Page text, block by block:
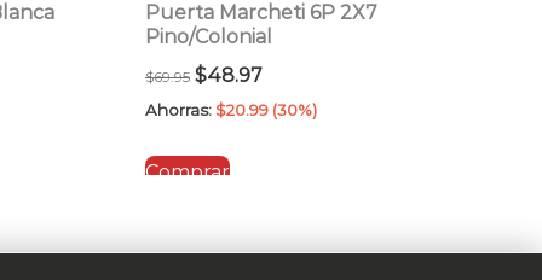
Puerta Marcheti 6P 2X7
Pino/Colonial
$69.95 El
precio
era:
$48.97El
precio
Ahorras: $20.99 (30%)
Comprar